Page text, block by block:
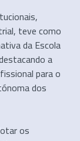
teve como
da Escola
a
para o
dos
os